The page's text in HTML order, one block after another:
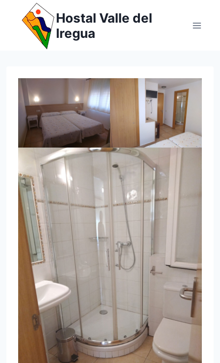
contenido
Hostal Valle del
Iregua